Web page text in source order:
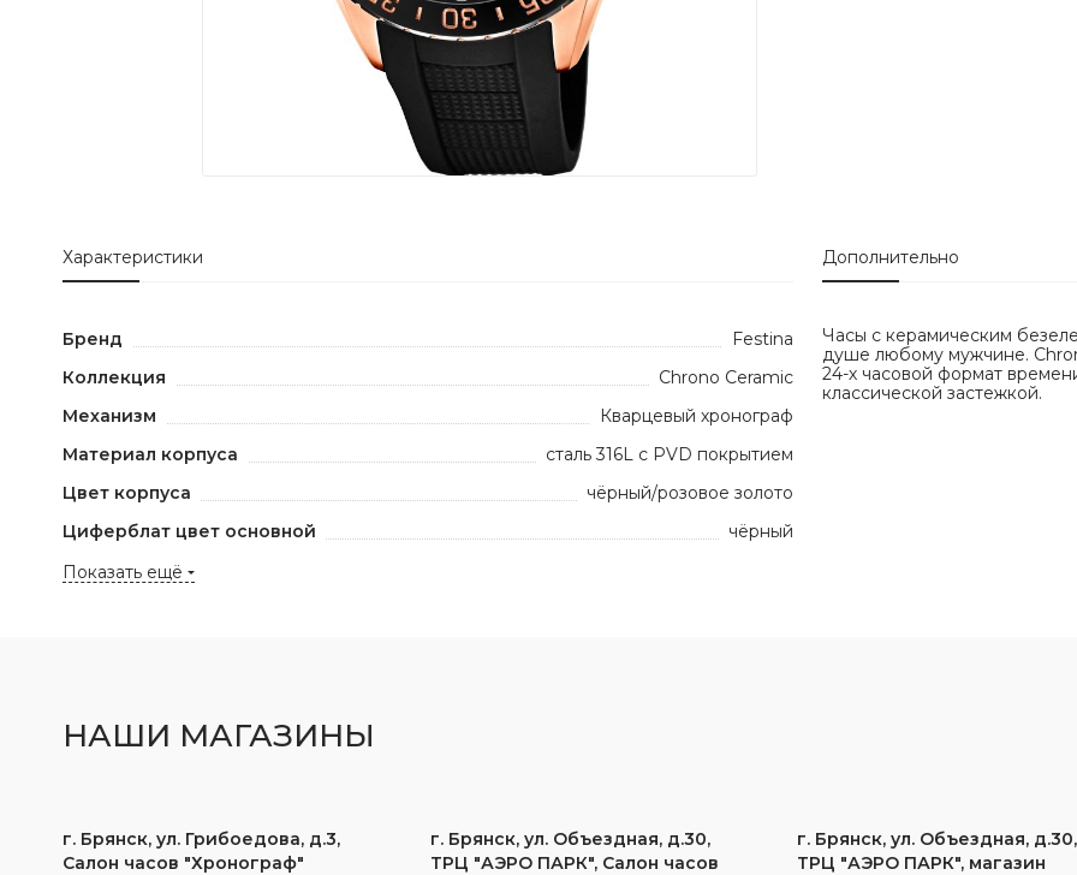
Характеристики
Бренд
Festina
Коллекция
Chrono Ceramic
Механизм
Кварцевый хронограф
Материал корпуса
сталь 316L с PVD покрытием
Цвет корпуса
чёрный/розовое золото
Циферблат цвет основной
чёрный
Показать ещё
Дополнительно
Часы с керамическим
душе любому мужчине.
24-х часовой формат
классической застежкой.
НАШИ МАГАЗИНЫ
г. Брянск, ул. Грибоедова, д.3,
Салон часов "Хронограф"
г. Брянск, ул. Объездная, д.30,
ТРЦ "АЭРО ПАРК", Салон часов
г. Брянск, ул. Объездная, д.30,
ТРЦ "АЭРО ПАРК", магазин